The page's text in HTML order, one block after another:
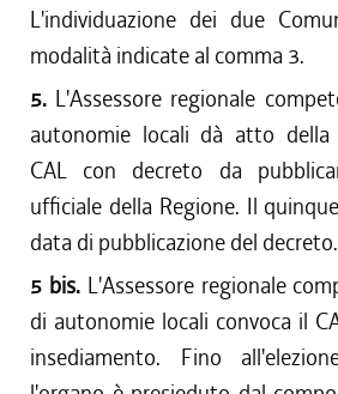
L'individuazione dei due
modalità indicate al comma 3.
5. L'Assessore regionale
autonomie locali dà atto della
CAL con decreto da
ufficiale della Regione. Il
data di pubblicazione del decreto.
5 bis. L'Assessore regionale
di autonomie locali convoca il
insediamento. Fino